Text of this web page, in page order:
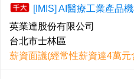
[IMIS] AI醫療工業產品
英業達股份有限公司
台北市士林區
薪資面議(經常性薪資達4萬元